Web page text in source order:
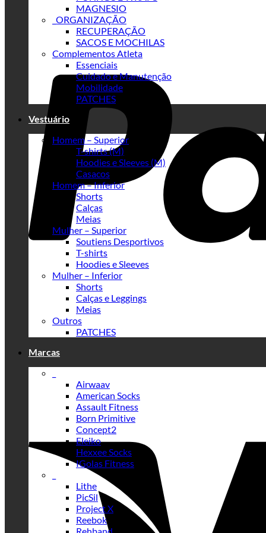
MAGNESIO
_ORGANIZAÇÃO
RECUPERAÇÃO
SACOS E MOCHILAS
Complementos Atleta
Essenciais
Cuidado e Manutenção
Mobilidade
PATCHES
Vestuário
Homem – Superior
T-shirts (M)
Hoodies e Sleeves (M)
Casacos
Homem – Inferior
Shorts
Calças
Meias
Mulher – Superior
Soutiens Desportivos
T-shirts
Hoodies e Sleeves
Mulher – Inferior
Shorts
Calças e Leggings
Meias
Outros
PATCHES
Marcas
Airwaav
American Socks
Assault Fitness
Born Primitive
Concept2
Eleiko
Hexxee Socks
IGolas Fitness
Lithe
PicSil
Project X
Reebok